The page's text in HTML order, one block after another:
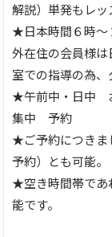
解説）単発もレッ
★日本時間６時～
外在住の会員様
室での指導の為、
★午前中・日中
集中 予約
★ご予約につきま
予約）とも可能。
★空き時間帯であ
能です。